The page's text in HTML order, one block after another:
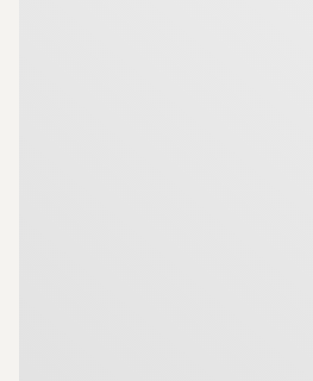
I Myckle bor du med
Ett hem som kombinerar